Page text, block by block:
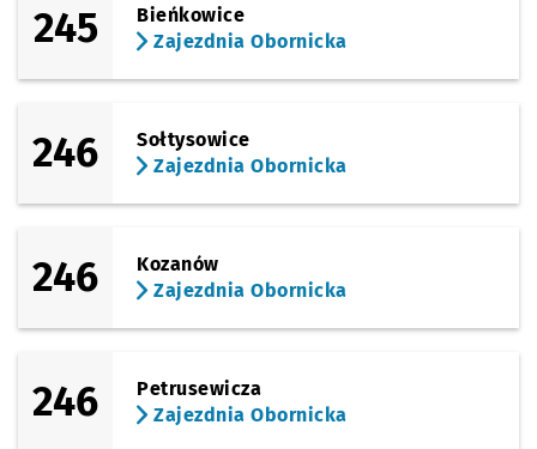
245
Bieńkowice
Zajezdnia Obornicka
246
Sołtysowice
Zajezdnia Obornicka
246
Kozanów
Zajezdnia Obornicka
246
Petrusewicza
Zajezdnia Obornicka